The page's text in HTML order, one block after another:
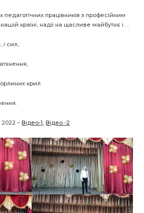
педагогічних працівників з професійним
країні, надії на щасливе майбутнє і …
і сил,
крил
2022 –Відео-1,Відео -2